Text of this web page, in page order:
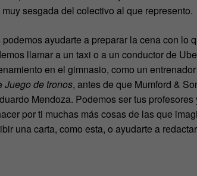
sesgada del colectivo al que represento.
ayudarte a preparar la cena con lo
llamar a un taxi o a un conductor de
en el gimnasio, como un
Juego de tronos, antes de que Mumford &
Mendoza. Podemos ser tus
por ti muchas más cosas de las que
una carta, como esta, o ayudarte a